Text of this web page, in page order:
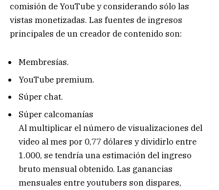
comisión de YouTube y considerando sólo las
vistas monetizadas. Las fuentes de ingresos
principales de un creador de contenido son:
Membresías.
YouTube premium.
Súper chat.
Súper calcomanías
Al multiplicar el número de visualizaciones del
video al mes por 0,77 dólares y dividirlo entre
1.000, se tendría una estimación del ingreso
bruto mensual obtenido. Las ganancias
mensuales entre youtubers son dispares,